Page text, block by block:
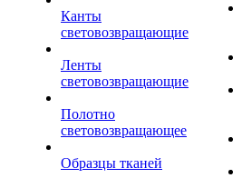
Канты
световозвращающие
Ленты
световозвращающие
Полотно
световозвращающее
Образцы тканей